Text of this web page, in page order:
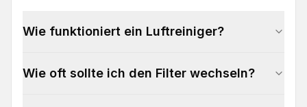
Wie funktioniert ein Luftreiniger?
Wie oft sollte ich den Filter wechseln?